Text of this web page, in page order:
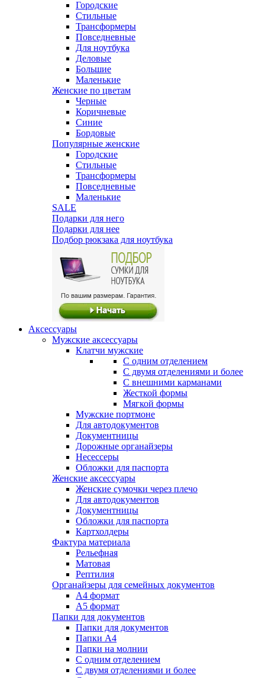
Городские
Стильные
Трансформеры
Повседневные
Для ноутбука
Деловые
Большие
Маленькие
Женские по цветам
Черные
Коричневые
Синие
Бордовые
Популярные женские
Городские
Стильные
Трансформеры
Повседневные
Маленькие
SALE
Подарки для него
Подарки для нее
Подбор рюкзака для ноутбука
Аксессуары
Мужские аксессуары
Клатчи мужские
С одним отделением
С двумя отделениями и более
С внешними карманами
Жесткой формы
Мягкой формы
Мужские портмоне
Для автодокументов
Документницы
Дорожные органайзеры
Несессеры
Обложки для паспорта
Женские аксессуары
Женские сумочки через плечо
Для автодокументов
Документницы
Обложки для паспорта
Картхолдеры
Фактура материала
Рельефная
Матовая
Рептилия
Органайзеры для семейных документов
А4 формат
А5 формат
Папки для документов
Папки для документов
Папки А4
Папки на молнии
С одним отделением
С двумя отделениями и более